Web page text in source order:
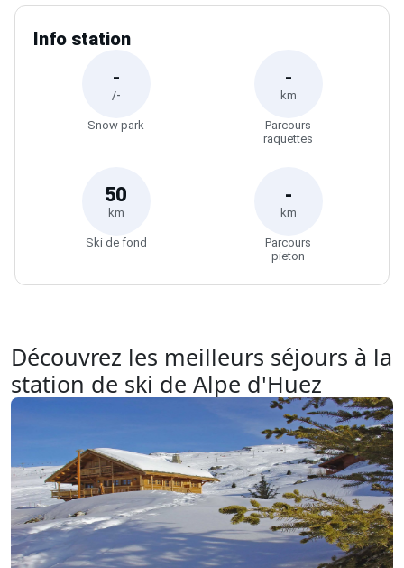
Info station
-
/-
Snow park
-
km
Parcours
raquettes
50
km
Ski de fond
-
km
Parcours
pieton
Découvrez les meilleurs séjours à la
station de ski de Alpe d'Huez